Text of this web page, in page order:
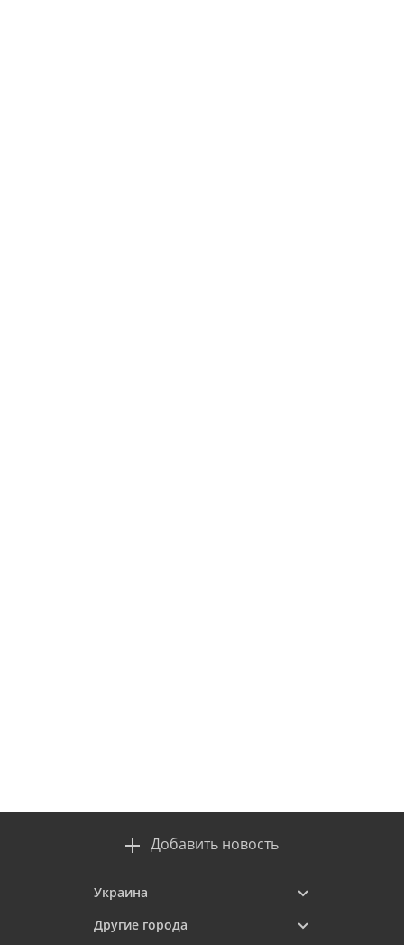
Добавить новость
Украина
Другие города